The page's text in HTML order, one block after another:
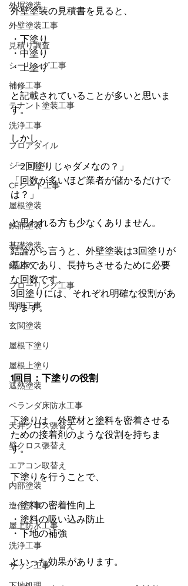
外塀塗装
外壁塗装工事
見積り調査
シーリング工事
補修工事
テナント塗装工事
洗浄工事
フロアタイル
シート貼り
CFシート工事
屋根塗装
鉄部塗装
基礎塗装
錆止め
フローリング工事
照明工事
玄関塗装
屋根下塗り
屋根上塗り
遮熱塗装
ベランダ床防水工事
天井クロス張替え
壁クロス張替え
エアコン取替え
内部塗装
造作工事
屋上防水工事
洗浄工事
サッシ工事
外壁塗装の見積書を見ると、
・下塗り
・中塗り
・上塗り
と記載されていることが多いと思いま
す。
しかし、
「2回塗りじゃダメなの？」
「回数が多いほど業者が儲かるだけで
は？」
と思われる方も少なくありません。
結論から言うと、外壁塗装は3回塗りが
基本であり、長持ちさせるために必要
な回数です。
3回塗りには、それぞれ明確な役割があ
ります。
1回目：下塗りの役割
下塗りは、外壁材と塗料を密着させる
ための接着剤のような役割を持ちま
す。
下塗りを行うことで、
・塗料の密着性向上
・塗料の吸い込み防止
・下地の補強
といった効果があります。